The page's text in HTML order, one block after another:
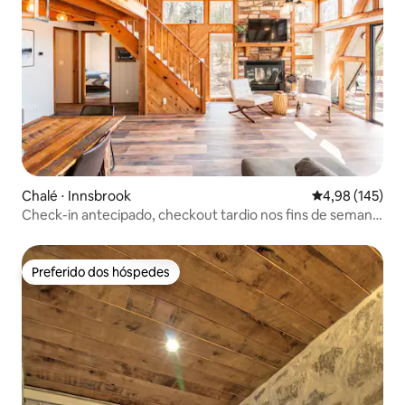
Chalé ⋅ Innsbrook 4,98 de uma
4,98 (145)
Check-in antecipado, checkout tardio nos fins de semana
Preferido dos hóspedes
Preferido dos hóspedes